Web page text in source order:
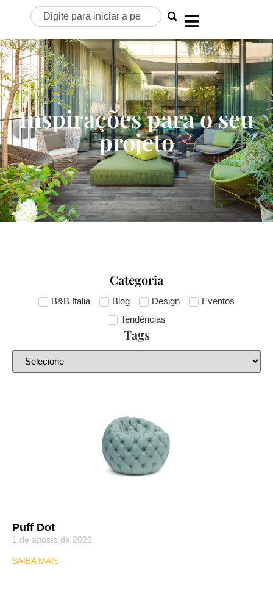
Inspirações para o seu
projeto
Categoria
B&B Italia Blog Design
Eventos
Tendências
Tags
Puff Dot
1 de agosto de 2026
SAIBA MAIS